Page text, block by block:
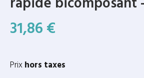
31,86 €
Prixhors taxes